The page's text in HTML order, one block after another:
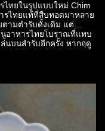
ไทยในรูปแบบใหม่ Chim
รไทยแท้ที่สืบทอดมาหลาย
ตามตำรับดั้งเดิม แต่
นูอาหารไทยโบราณที่แทบ
นบนสำรับอีกครั้ง หากฤดู